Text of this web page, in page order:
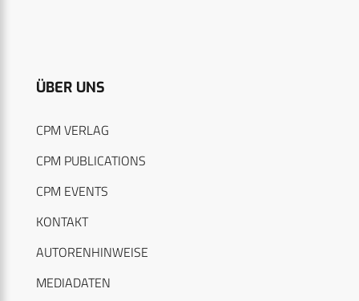
ÜBER UNS
CPM VERLAG
CPM PUBLICATIONS
CPM EVENTS
KONTAKT
AUTORENHINWEISE
MEDIADATEN